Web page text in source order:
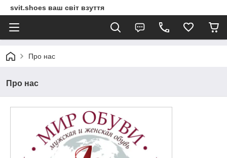
svit.shoes ваш світ взуття
Про нас
Про нас